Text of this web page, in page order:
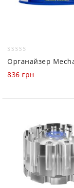
out
of
836 грн